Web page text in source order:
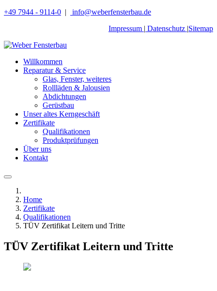
+49 7944 - 9114-0 |
info@weberfensterbau.de
Impressum | Datenschutz |Sitemap
Willkommen
Reparatur & Service
Glas, Fenster, weiteres
Rollläden & Jalousien
Abdichtungen
Gerüstbau
Unser altes Kerngeschäft
Zertifikate
Qualifikationen
Produktprüfungen
Über uns
Kontakt
Home
Zertifikate
Qualifikationen
TÜV Zertifikat Leitern und Tritte
TÜV Zertifikat Leitern und Tritte